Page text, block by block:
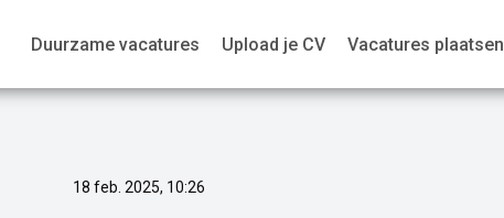
Duurzame vacatures Upload je CV Vacatures plaatsen
18 feb. 2025, 10:26